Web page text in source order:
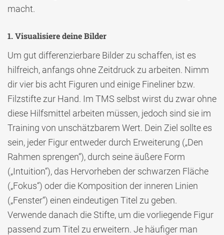
macht.
1. Visualisiere deine Bilder
Um gut differenzierbare Bilder zu schaffen, ist es
hilfreich, anfangs ohne Zeitdruck zu arbeiten. Nimm
dir vier bis acht Figuren und einige Fineliner bzw.
Filzstifte zur Hand. Im TMS selbst wirst du zwar ohne
diese Hilfsmittel arbeiten müssen, jedoch sind sie im
Training von unschätzbarem Wert. Dein Ziel sollte es
sein, jeder Figur entweder durch Erweiterung („Den
Rahmen sprengen“), durch seine äußere Form
(„Intuition“), das Hervorheben der schwarzen Fläche
(„Fokus“) oder die Komposition der inneren Linien
(„Fenster“) einen eindeutigen Titel zu geben.
Verwende danach die Stifte, um die vorliegende Figur
passend zum Titel zu erweitern. Je häufiger man